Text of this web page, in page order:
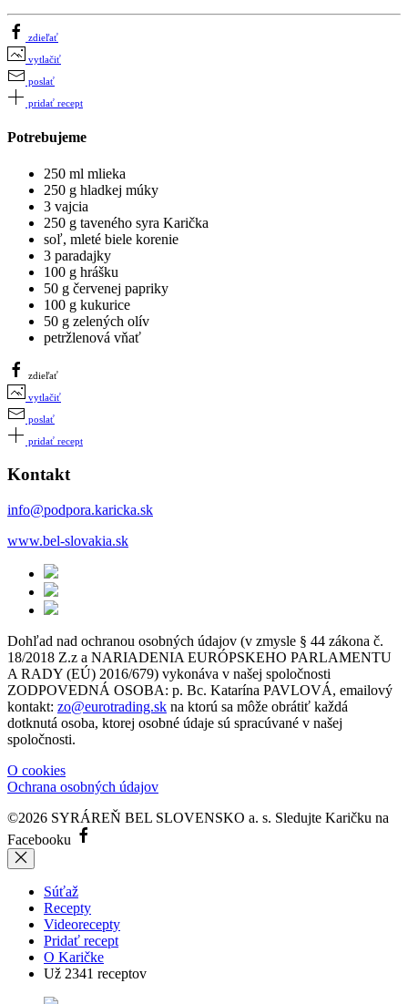
zdieľať
vytlačiť
poslať
pridať recept
Potrebujeme
250 ml mlieka
250 g hladkej múky
3 vajcia
250 g taveného syra Karička
soľ, mleté biele korenie
3 paradajky
100 g hrášku
50 g červenej papriky
100 g kukurice
50 g zelených olív
petržlenová vňať
zdieľať
vytlačiť
poslať
pridať recept
Kontakt
info@podpora.karicka.sk
www.bel-slovakia.sk
Dohľad nad ochranou osobných údajov (v zmysle § 44 zákona č.
18/2018 Z.z a NARIADENIA EURÓPSKEHO PARLAMENTU
A RADY (EÚ) 2016/679) vykonáva v našej spoločnosti
ZODPOVEDNÁ OSOBA: p. Bc. Katarína PAVLOVÁ, emailový
kontakt: zo@eurotrading.sk na ktorú sa môže obrátiť každá
dotknutá osoba, ktorej osobné údaje sú spracúvané v našej
spoločnosti.
O cookies
Ochrana osobných údajov
©2026 SYRÁREŇ BEL SLOVENSKO a. s. Sledujte Karičku na
Facebooku
Súťaž
Recepty
Videorecepty
Pridať recept
O Karičke
Už 2341 receptov